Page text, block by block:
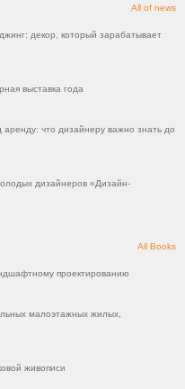
All of news
декор, который зарабатывает
выставка года
что дизайнеру важно знать до
дизайнеров «Дизайн-
All Books
проектированию
малоэтажных жилых,
живописи